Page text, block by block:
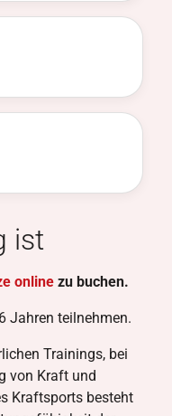
ist
online zu buchen.
Jahren teilnehmen.
Trainings, bei
von Kraft und
Kraftsports besteht